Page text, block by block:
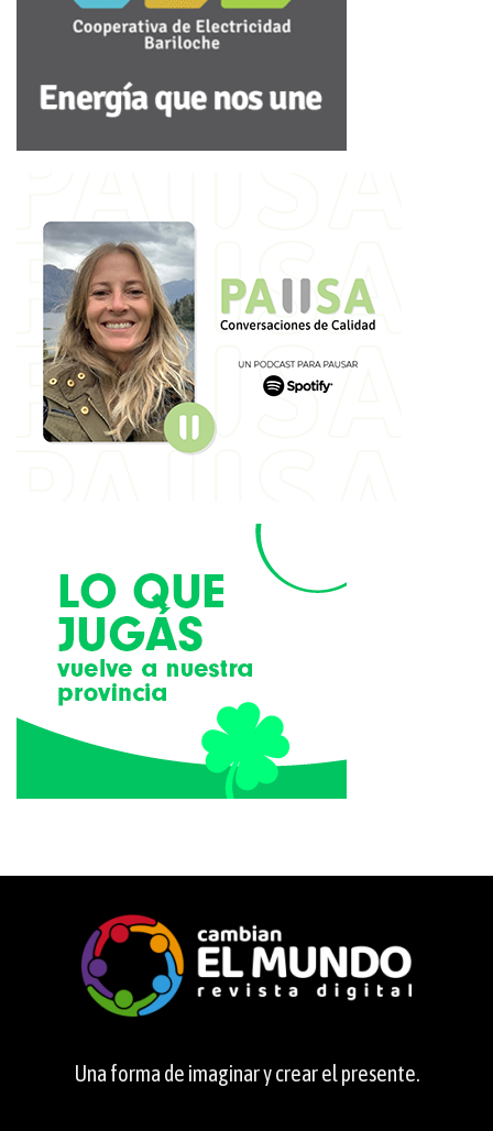
Una forma de imaginar y crear el presente.